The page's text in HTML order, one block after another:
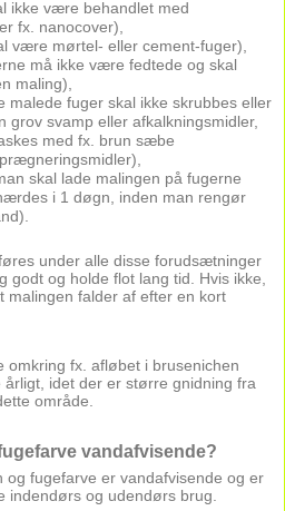
ikke være behandlet med
fx. nanocover),
være mørtel- eller cement-fuger),
må ikke være fedtede og skal
maling),
malede fuger skal ikke skrubbes eller
grov svamp eller afkalkningsmidler,
med fx. brun sæbe
skal lade malingen på fugerne
i 1 døgn, inden man rengør
under alle disse forudsætninger
godt og holde flot lang tid. Hvis ikke,
malingen falder af efter en kort
omkring fx. afløbet i brusenichen
årligt, idet der er større gnidning fra
område.
vandafvisende?
og fugefarve er vandafvisende og er
indendørs og udendørs brug.